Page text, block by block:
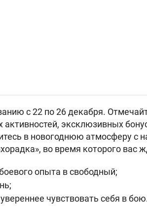
с 22 по 26 декабря.
эксклюзивных
в новогоднюю атмосферу с
во время которого вас
опыта в свободный;
чувствовать себя в